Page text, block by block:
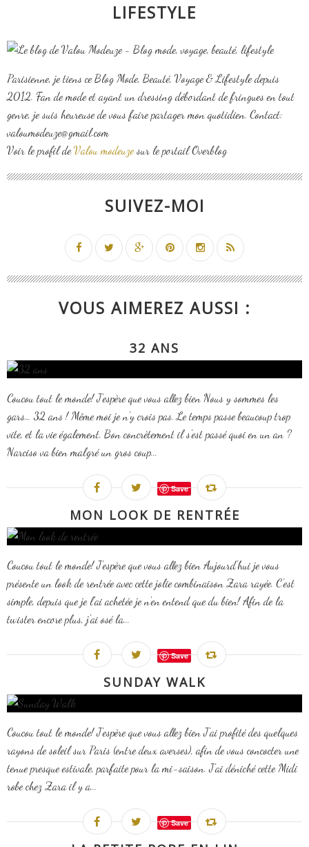
LIFESTYLE
Parisienne, je tiens ce Blog Mode, Beauté, Voyage & Lifestyle depuis
2012. Fan de mode et ayant un dressing débordant de fringues en tout
genre, je suis heureuse de vous faire partager mon quotidien. Contact:
valoumodeuze@gmail.com
Voir le profil deValou modeuzesur le portail Overblog
SUIVEZ-MOI
VOUS AIMEREZ AUSSI :
32 ANS
Coucou tout le monde! J'espère que vous allez bien Nous y sommes les
gars… 32 ans ! Même moi je n'y crois pas. Le temps passe beaucoup trop
vite, et la vie également. Bon concrètement il s'est passé quoi en un an ?
Narciso va bien malgré un gros coup...
Save
MON LOOK DE RENTRÉE
Coucou tout le monde! J'espère que vous allez bien Aujourd'hui je vous
présente un look de rentrée avec cette jolie combinaison Zara rayée. C'est
simple, depuis que je l'ai achetée je n'en entend que du bien! Afin de la
twister encore plus, j'ai osé la...
Save
SUNDAY WALK
Coucou tout le monde! J'espère que vous allez bien J'ai profité des quelques
rayons de soleil sur Paris (entre deux averses), afin de vous concocter une
tenue presque estivale, parfaite pour la mi-saison. J'ai déniché cette Midi
robe chez Zara il y a...
Save